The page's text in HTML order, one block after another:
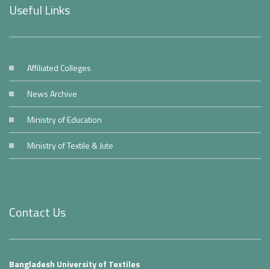
Useful Links
Affiliated Colleges
News Archive
Ministry of Education
Ministry of Textile & Jute
Contact Us
Bangladesh University of Textiles